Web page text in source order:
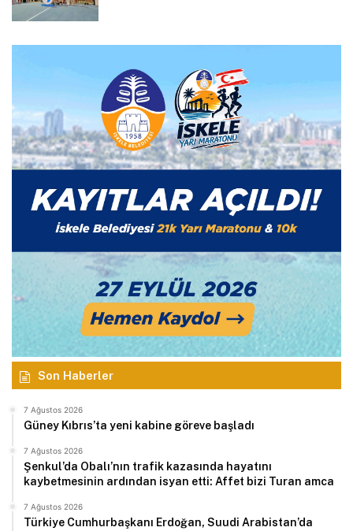
Son Haberler
7 Ağustos 2026
Güney Kıbrıs’ta yeni kabine göreve başladı
7 Ağustos 2026
Şenkul’da Obalı’nın trafik kazasında hayatını
kaybetmesinin ardından isyan etti: Affet bizi Turan amca
7 Ağustos 2026
Türkiye Cumhurbaşkanı Erdoğan, Suudi Arabistan’da